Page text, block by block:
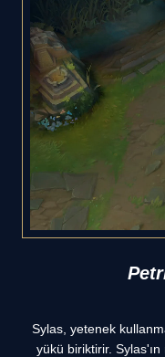
Sylas, yetenek
yükü biriktirir.